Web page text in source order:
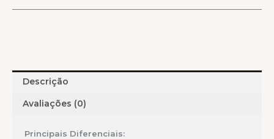
Descrição
Avaliações (0)
Principais Diferenciais: